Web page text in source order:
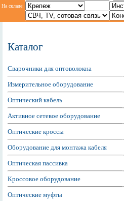
На складе:
Каталог
Сварочники для оптоволокна
Измерительное оборудование
Оптический кабель
Активное сетевое оборудование
Оптические кроссы
Оборудование для монтажа кабеля
Оптическая пассивка
Кроссовое оборудование
Оптические муфты